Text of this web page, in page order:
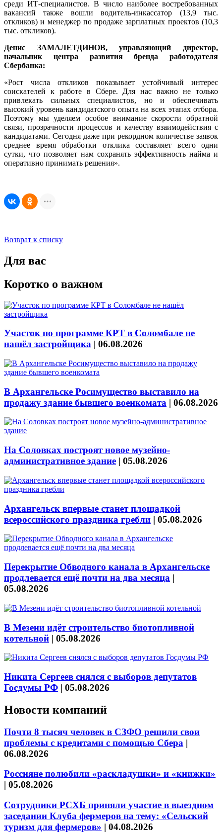
среди ИТ-специалистов. В число наиболее востребованных
вакансий также вошли водитель-инкассатор (13,9 тыс.
откликов) и менеджер по продаже зарплатных проектов (10,3
тыс. откликов).
Денис ЗАМАЛЕТДИНОВ, управляющий директор,
начальник центра развития бренда работодателя
Сбербанка:
«Рост числа откликов показывает устойчивый интерес
соискателей к работе в Сбере. Для нас важно не только
привлекать сильных специалистов, но и обеспечивать
высокий уровень кандидатского опыта на всех этапах отбора.
Поэтому мы уделяем особое внимание скорости обратной
связи, прозрачности процессов и качеству взаимодействия с
кандидатами. Сегодня даже при рекордном количестве заявок
среднее время обработки отклика составляет всего одни
сутки, что позволяет нам сохранять эффективность найма и
оперативно принимать решения».
Возврат к списку
Для вас
Коротко о важном
Участок по программе КРТ в Соломбале не
нашёл застройщика | 06.08.2026
В Архангельске Росимущество выставило на
продажу здание бывшего военкомата | 06.08.2026
На Соловках построят новое музейно-
административное здание | 05.08.2026
Архангельск впервые станет площадкой
всероссийского праздника гребли | 05.08.2026
Перекрытие Обводного канала в Архангельске
продлевается ещё почти на два месяца |
05.08.2026
В Мезени идёт строительство биотопливной
котельной | 05.08.2026
Никита Сергеев снялся с выборов депутатов
Госдумы РФ | 05.08.2026
Новости компаний
Почти 8 тысяч человек в СЗФО решили свои
проблемы с кредитами с помощью Сбера |
06.08.2026
Россияне полюбили «раскладушки» и «книжки»
| 05.08.2026
Сотрудники РСХБ приняли участие в выездном
заседании Клуба фермеров на тему: «Сельский
туризм для фермеров» | 04.08.2026